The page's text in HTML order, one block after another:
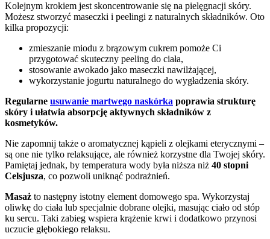
Kolejnym krokiem jest skoncentrowanie się na pielęgnacji skóry.
Możesz stworzyć maseczki i peelingi z naturalnych składników. Oto
kilka propozycji:
zmieszanie miodu z brązowym cukrem pomoże Ci
przygotować skuteczny peeling do ciała,
stosowanie awokado jako maseczki nawilżającej,
wykorzystanie jogurtu naturalnego do wygładzenia skóry.
Regularne usuwanie martwego naskórka poprawia strukturę
skóry i ułatwia absorpcję aktywnych składników z
kosmetyków.
Nie zapomnij także o aromatycznej kąpieli z olejkami eterycznymi –
są one nie tylko relaksujące, ale również korzystne dla Twojej skóry.
Pamiętaj jednak, by temperatura wody była niższa niż 40 stopni
Celsjusza, co pozwoli uniknąć podrażnień.
Masaż to następny istotny element domowego spa. Wykorzystaj
oliwkę do ciała lub specjalnie dobrane olejki, masując ciało od stóp
ku sercu. Taki zabieg wspiera krążenie krwi i dodatkowo przynosi
uczucie głębokiego relaksu.